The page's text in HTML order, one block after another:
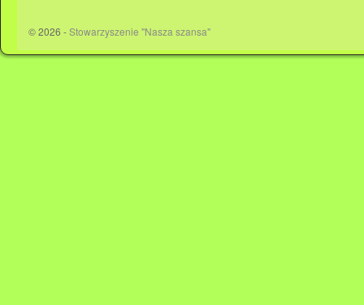
© 2026 -Stowarzyszenie "Nasza szansa"